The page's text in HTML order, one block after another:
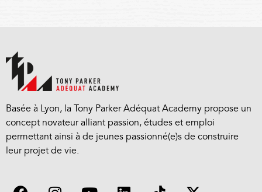
Basée à Lyon, la Tony Parker Adéquat Academy propose un
concept novateur alliant passion, études et emploi
permettant ainsi à de jeunes passionné(e)s de construire
leur projet de vie.